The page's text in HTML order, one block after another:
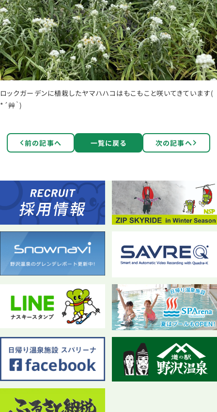
ロックガーデンに植栽したヤマハハコはもこもこと咲いてきています(
*´艸｀)
前の記事へ 一覧に戻る 次の記事へ